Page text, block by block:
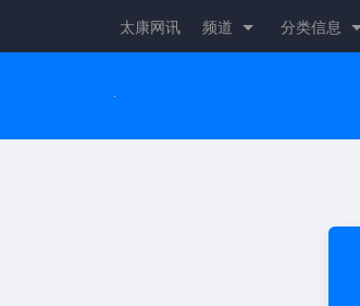
太康网讯 频道 分类信息